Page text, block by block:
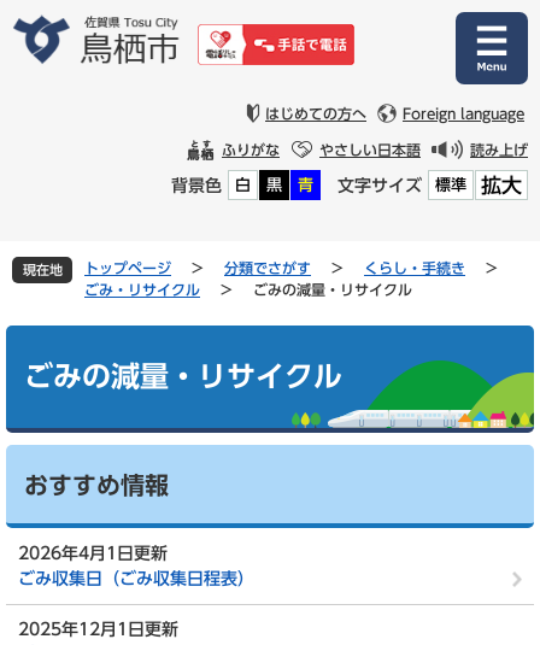
文
はじめての方へ Foreign language
ふりがな やさしい日本語 読み上げ
背景色 白 黒 青 文字サイズ 標準 拡大
現在地 トップページ > 分類でさがす > くらし・手続き
>
ごみ・リサイクル
> ごみの減量・リサイクル
ごみの減量・リサイクル
おすすめ情報
2026年4月1日更新
ごみ収集日（ごみ収集日程表）
2025年12月1日更新